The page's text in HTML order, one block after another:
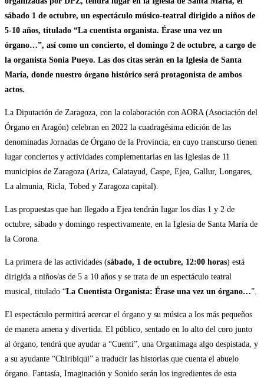
sábado 1 de octubre, un espectáculo músico-teatral dirigido a niños de
5-10 años, titulado “La cuentista organista. Érase una vez un
órgano…”, así como un concierto, el domingo 2 de octubre, a cargo de
la organista Sonia Pueyo. Las dos citas serán en la Iglesia de Santa
María, donde nuestro órgano histórico será protagonista de ambos
actos.
La Diputación de Zaragoza, con la colaboración con AORA (Asociación del
Órgano en Aragón) celebran en 2022 la cuadragésima edición de las
denominadas Jornadas de Órgano de la Provincia, en cuyo transcurso tienen
lugar conciertos y actividades complementarias en las Iglesias de 11
municipios de Zaragoza (Ariza, Calatayud, Caspe, Ejea, Gallur, Longares,
La almunia, Ricla, Tobed y Zaragoza capital).
Las propuestas que han llegado a Ejea tendrán lugar los días 1 y 2 de
octubre, sábado y domingo respectivamente, en la Iglesia de Santa María de
la Corona.
La primera de las actividades (sábado, 1 de octubre, 12:00 horas) está
dirigida a niños/as de 5 a 10 años y se trata de un espectáculo teatral
musical, titulado “La Cuentista Organista: Érase una vez un órgano…”.
El espectáculo permitirá acercar el órgano y su música a los más pequeños
de manera amena y divertida. El público, sentado en lo alto del coro junto
al órgano, tendrá que ayudar a “Cuenti”, una Organimaga algo despistada, y
a su ayudante “Chiribiqui” a traducir las historias que cuenta el abuelo
órgano. Fantasía, Imaginación y Sonido serán los ingredientes de esta